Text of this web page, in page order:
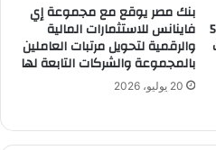
50
بنك مصر يوقع مع مجموعة إي
فاينانس للاستثمارات المالية
والرقمية لتحويل مرتبات العاملين
بالمجموعة والشركات التابعة لها
20 يوليو، 2026